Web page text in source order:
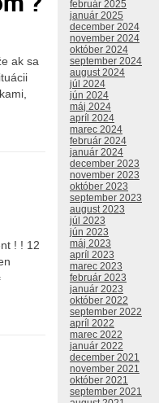
ak sa
! ! 12
február 2025
január 2025
december 2024
november 2024
október 2024
september 2024
august 2024
júl 2024
jún 2024
máj 2024
apríl 2024
marec 2024
február 2024
január 2024
december 2023
november 2023
október 2023
september 2023
august 2023
júl 2023
jún 2023
máj 2023
apríl 2023
marec 2023
február 2023
január 2023
október 2022
september 2022
apríl 2022
marec 2022
január 2022
december 2021
november 2021
október 2021
september 2021